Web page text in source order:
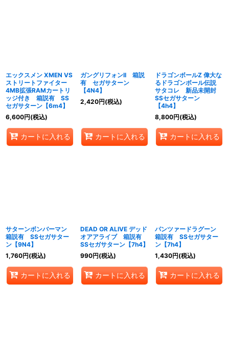
エックスメン XMEN VS
ストリートファイター
4MB拡張RAMカートリ
ッジ付き 箱説有 SS
セガサターン【6m4】
6,600円(税込)
カートに入れる
ガングリフォンII 箱説
有 セガサターン
【4N4】
2,420円(税込)
カートに入れる
ドラゴンボールZ 偉大な
るドラゴンボール伝説
サタコレ 新品未開封
SSセガサターン
【4h4】
8,800円(税込)
カートに入れる
サターンボンバーマン
箱説有 SSセガサター
ン【9N4】
1,760円(税込)
カートに入れる
DEAD OR ALIVE デッド
オアアライブ 箱説有
SSセガサターン【7h4】
990円(税込)
カートに入れる
パンツァードラグーン
箱説有 SSセガサター
ン【7h4】
1,430円(税込)
カートに入れる